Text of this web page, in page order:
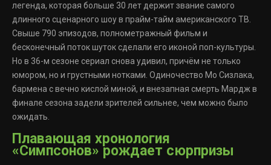
легенда, которая больше 30 лет держит звание самого
длинного сценарного шоу в прайм-тайм американского ТВ.
Свыше 790 эпизодов, полнометражный фильм и
бесконечный поток шуток сделали его иконой поп-культуры.
Но в 36-м сезоне сериал снова удивил, причём не только
юмором, но и грустными нотками. Одиночество Мо Сизлака,
бармена с вечно кислой миной, и внезапная смерть Мардж в
финале сезона задели зрителей сильнее, чем можно было
ожидать.
Плавающая хронология
«Симпсонов» рождает сюрпризы